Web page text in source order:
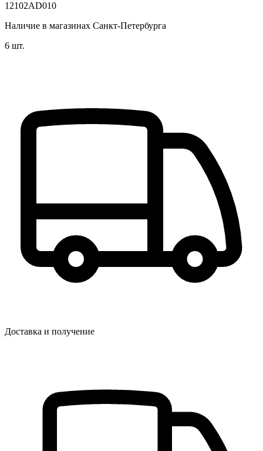
12102AD010
Наличие в магазинах Санкт-Петербурга
6 шт.
Доставка и получение